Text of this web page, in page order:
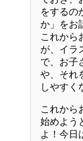
をするの
か」をお
これから
が、イラ
で、お子
や、それ
しやすく
これから
始めよう
よ！今日